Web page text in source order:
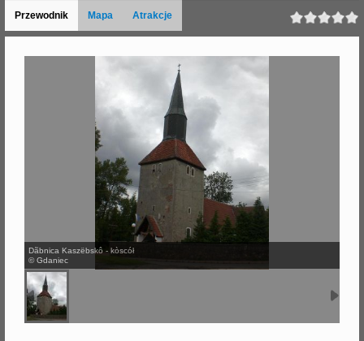
s
t
Przewodnik Mapa Atrakcje
Dãbnica Kaszëbskô - kòscół
© Gdaniec